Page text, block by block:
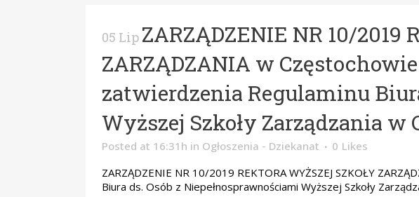
05 Lip ZARZĄDZENIE NR 10/2019
ZARZĄDZANIA w
zatwierdzenia Regulaminu
Wyższej Szkoły Zarządzania w
Posted at 16:31h in Ogłoszenia - Dziekanat 0 Likes
ZARZĄDZENIE NR 10/2019 REKTORA WYŻSZEJ SZKOŁY
Biura ds. Osób z Niepełnosprawnościami Wyższej Szkoły